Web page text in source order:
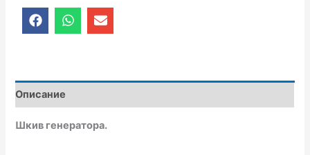
F
a
o
o
k
W
h
a
p
E
n
o
e
Описание
Шкив генератора.